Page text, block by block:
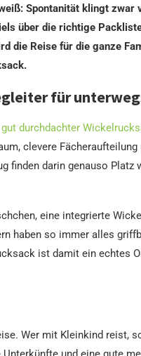
Spontanität klingt zwar
über die richtige
die Reise für die ganze
für
gut durchdachter
clevere
finden darin genauso
eine integrierte
haben so immer alles
ist damit ein echtes
Wer mit Kleinkind reist,